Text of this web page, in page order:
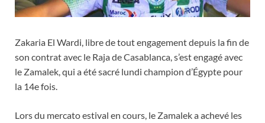
Zakaria El Wardi, libre de tout engagement depuis la fin de
son contrat avec le Raja de Casablanca, s’est engagé avec
le Zamalek, qui a été sacré lundi champion d’Égypte pour
la 14e fois.
Lors du mercato estival en cours, le Zamalek a achevé les